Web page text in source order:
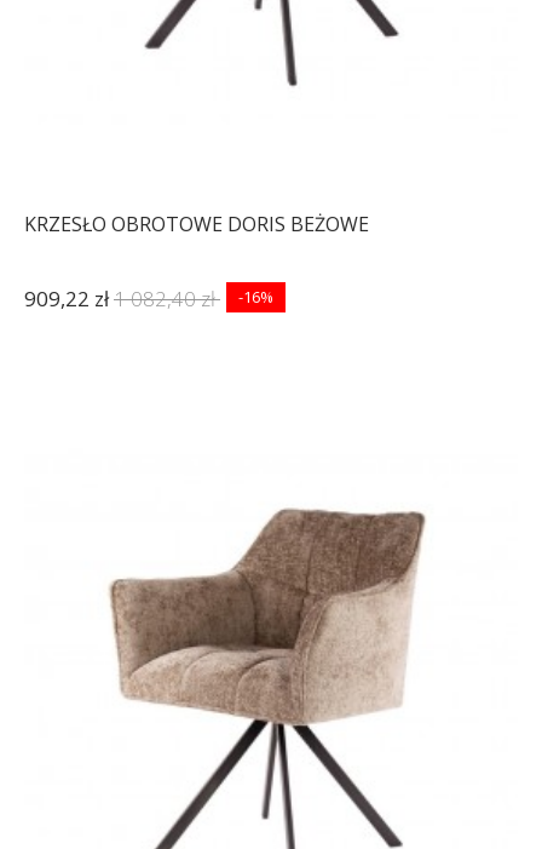
KRZESŁO OBROTOWE DORIS BEŻOWE
909,22 zł1 082,40 zł -16%